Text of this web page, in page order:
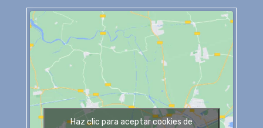
Haz clic para aceptar cookies de